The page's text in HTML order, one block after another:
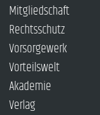
Mitgliedschaft
Rechtsschutz
Vorsorgewerk
Vorteilswelt
Akademie
Verlag